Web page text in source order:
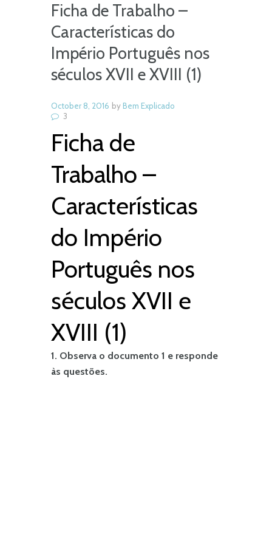
Ficha de Trabalho –
Características do
Império Português nos
séculos XVII e XVIII (1)
October 8, 2016 byBem Explicado
3
Ficha de
Trabalho –
Características
do Império
Português nos
séculos XVII e
XVIII (1)
1. Observa o documento 1 e responde
às questões.